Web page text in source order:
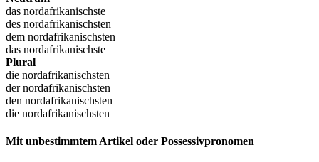
das nordafrikanischste
des nordafrikanischsten
dem nordafrikanischsten
das nordafrikanischste
Plural
die nordafrikanischsten
der nordafrikanischsten
den nordafrikanischsten
die nordafrikanischsten
Mit unbestimmtem Artikel oder Possessivpronomen